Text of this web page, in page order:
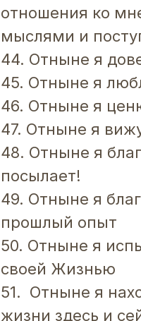
отношения ко
мыслями и
44. Отныне я
45. Отныне я
46. Отныне я
47. Отныне я
48. Отныне я
посылает!
49. Отныне я
прошлый опыт
50. Отныне я
своей Жизнью
51. Отныне я
жизни здесь и